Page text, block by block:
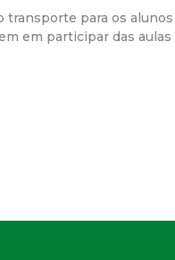
transporte para os
em participar das aulas